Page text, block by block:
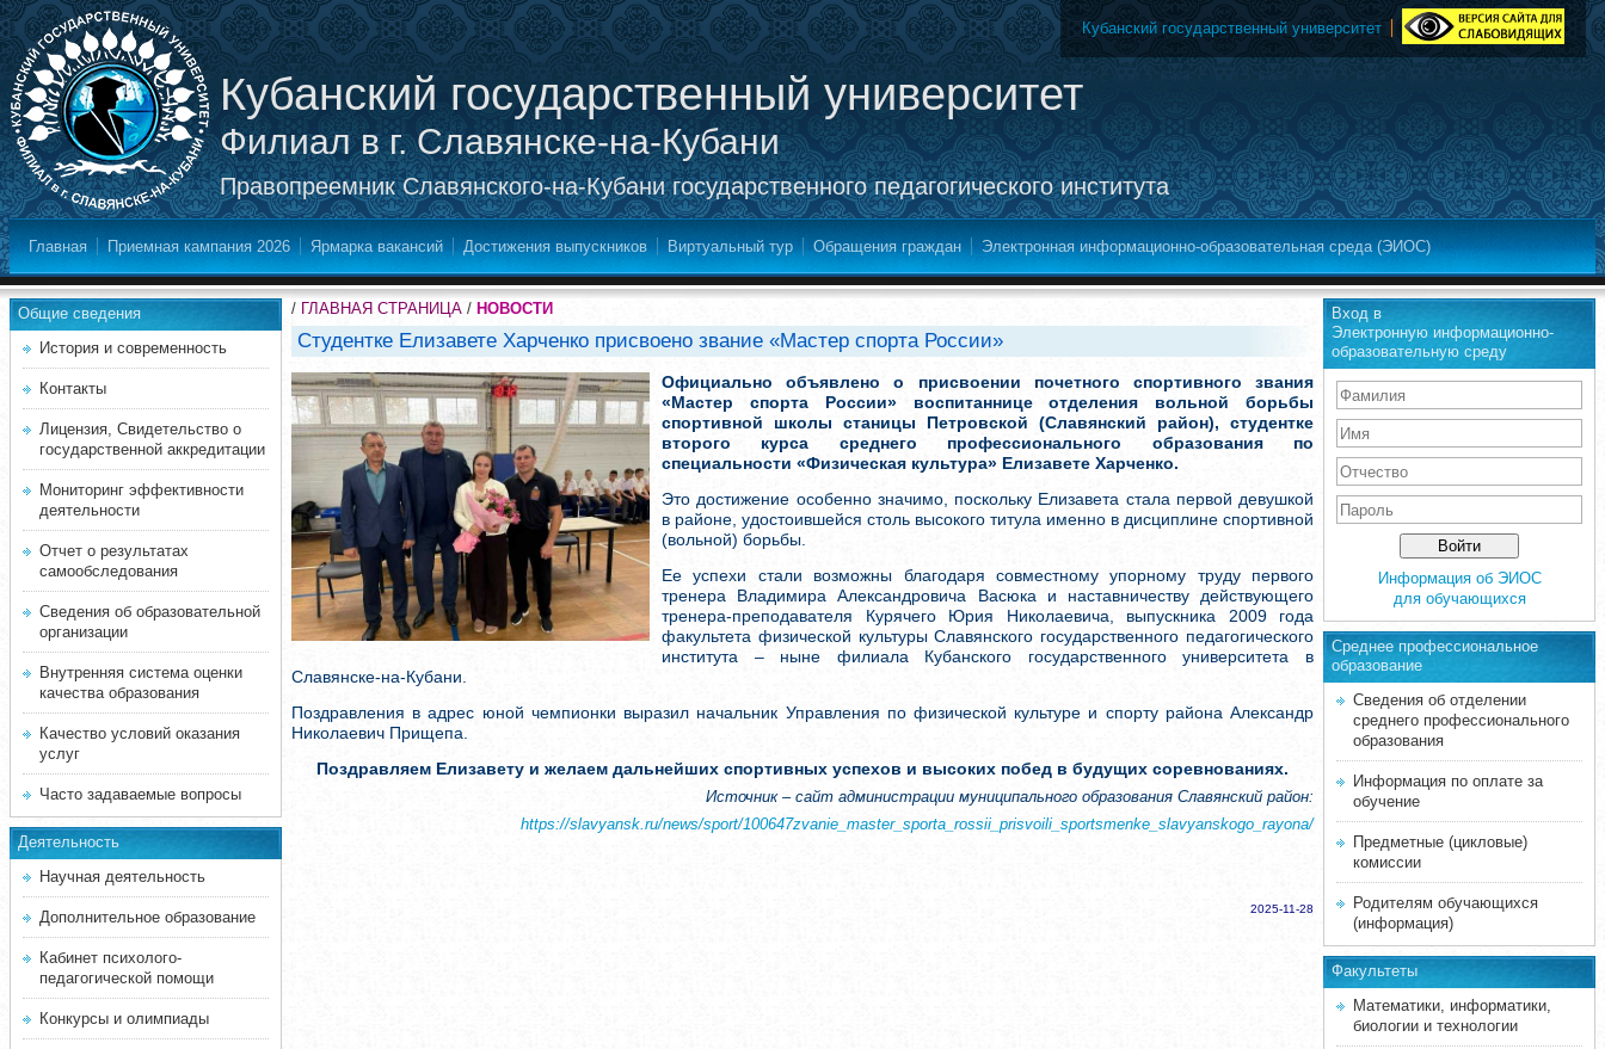
Кубанский государственный университет
Филиал в г. Славянске-на-Кубани
Правопреемник Славянского-на-Кубани государственного педагогического института
Кубанский государственный университет
Главная Приемная кампания 2026 Ярмарка вакансий Достижения выпускников Виртуальный тур Обращения граждан Электронная информационно-образовательная среда (ЭИОС)
Общие сведения
История и современность
Контакты
Лицензия, Свидетельство о
государственной аккредитации
Мониторинг эффективности
деятельности
Отчет о результатах
самообследования
Сведения об образовательной
организации
Внутренняя система оценки
качества образования
Качество условий оказания
услуг
Часто задаваемые вопросы
Деятельность
Научная деятельность
Дополнительное образование
Кабинет психолого-
педагогической помощи
Конкурсы и олимпиады
/ ГЛАВНАЯ СТРАНИЦА / НОВОСТИ
Студентке Елизавете Харченко присвоено звание «Мастер спорта России»
Официально объявлено о присвоении почетного спортивного звания
«Мастер спорта России» воспитаннице отделения вольной борьбы
спортивной школы станицы Петровской (Славянский район), студентке
второго курса среднего профессионального образования по
специальности «Физическая культура» Елизавете Харченко.
Это достижение особенно значимо, поскольку Елизавета стала первой девушкой
в районе, удостоившейся столь высокого титула именно в дисциплине спортивной
(вольной) борьбы.
Ее успехи стали возможны благодаря совместному упорному труду первого
тренера Владимира Александровича Васюка и наставничеству действующего
тренера-преподавателя Курячего Юрия Николаевича, выпускника 2009 года
факультета физической культуры Славянского государственного педагогического
института – ныне филиала Кубанского государственного университета в
Славянске-на-Кубани.
Поздравления в адрес юной чемпионки выразил начальник Управления по физической культуре и спорту района Александр
Николаевич Прищепа.
Поздравляем Елизавету и желаем дальнейших спортивных успехов и высоких побед в будущих соревнованиях.
Источник – сайт администрации муниципального образования Славянский район:
https://slavyansk.ru/news/sport/100647zvanie_master_sporta_rossii_prisvoili_sportsmenke_slavyanskogo_rayona/
2025-11-28
Вход в
Электронную информационно-
образовательную среду
Информация об ЭИОС
для обучающихся
Среднее професcиональное
образование
Сведения об отделении
среднего профессионального
образования
Информация по оплате за
обучение
Предметные (цикловые)
комиссии
Родителям обучающихся
(информация)
Факультеты
Математики, информатики,
биологии и технологии